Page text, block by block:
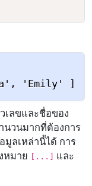
เลขและชื่อของ
นวนมากที่ต้องการ
มูลเหล่านี้ได้ การ
หมาย [...] และ